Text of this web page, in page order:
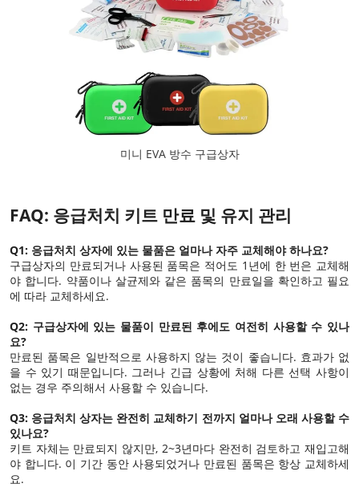
미니 EVA 방수 구급상자
FAQ: 응급처치 키트 만료 및 유지 관리
Q1: 응급처치 상자에 있는 물품은 얼마나 자주 교체해야 하나요?
구급상자의 만료되거나 사용된 품목은 적어도 1년에 한 번은 교체해
야 합니다. 약품이나 살균제와 같은 품목의 만료일을 확인하고 필요
에 따라 교체하세요.
Q2: 구급상자에 있는 물품이 만료된 후에도 여전히 사용할 수 있나
요?
만료된 품목은 일반적으로 사용하지 않는 것이 좋습니다. 효과가 없
을 수 있기 때문입니다. 그러나 긴급 상황에 처해 다른 선택 사항이
없는 경우 주의해서 사용할 수 있습니다.
Q3: 응급처치 상자는 완전히 교체하기 전까지 얼마나 오래 사용할 수
있나요?
키트 자체는 만료되지 않지만, 2~3년마다 완전히 검토하고 재입고해
야 합니다. 이 기간 동안 사용되었거나 만료된 품목은 항상 교체하세
요.